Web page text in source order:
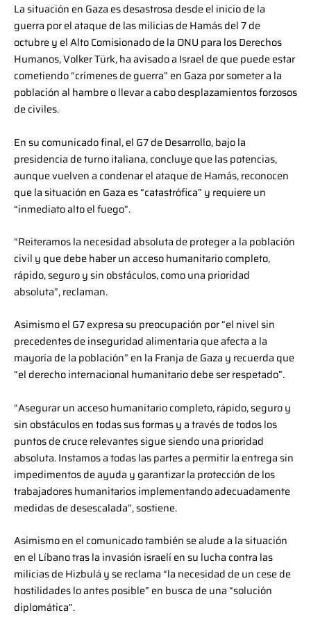
La situación en Gaza es desastrosa desde el inicio de la
guerra por el ataque de las milicias de Hamás del 7 de
octubre y el Alto Comisionado de la ONU para los Derechos
Humanos, Volker Türk, ha avisado a Israel de que puede estar
cometiendo “crímenes de guerra” en Gaza por someter a la
población al hambre o llevar a cabo desplazamientos forzosos
de civiles.
En su comunicado final, el G7 de Desarrollo, bajo la
presidencia de turno italiana, concluye que las potencias,
aunque vuelven a condenar el ataque de Hamás, reconocen
que la situación en Gaza es “catastrófica” y requiere un
“inmediato alto el fuego”.
“Reiteramos la necesidad absoluta de proteger a la población
civil y que debe haber un acceso humanitario completo,
rápido, seguro y sin obstáculos, como una prioridad
absoluta”, reclaman.
Asimismo el G7 expresa su preocupación por “el nivel sin
precedentes de inseguridad alimentaria que afecta a la
mayoría de la población” en la Franja de Gaza y recuerda que
“el derecho internacional humanitario debe ser respetado”.
“Asegurar un acceso humanitario completo, rápido, seguro y
sin obstáculos en todas sus formas y a través de todos los
puntos de cruce relevantes sigue siendo una prioridad
absoluta. Instamos a todas las partes a permitir la entrega sin
impedimentos de ayuda y garantizar la protección de los
trabajadores humanitarios implementando adecuadamente
medidas de desescalada”, sostiene.
Asimismo en el comunicado también se alude a la situación
en el Líbano tras la invasión israelí en su lucha contra las
milicias de Hizbulá y se reclama “la necesidad de un cese de
hostilidades lo antes posible” en busca de una “solución
diplomática”.